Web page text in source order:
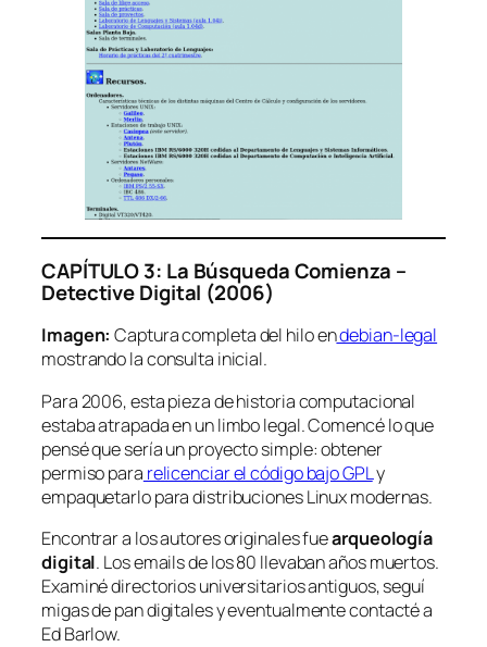
CAPÍTULO 3: La Búsqueda Comienza –
Detective Digital (2006)
Imagen: Captura completa del hilo endebian-legal
mostrando la consulta inicial.
Para 2006, esta pieza de historia computacional
estaba atrapada en un limbo legal. Comencé lo que
pensé que sería un proyecto simple: obtener
permiso para relicenciar el código bajo GPLy
empaquetarlo para distribuciones Linux modernas.
Encontrar a los autores originales fuearqueología
digital. Los emails de los 80 llevaban años muertos.
Examiné directorios universitarios antiguos, seguí
migas de pan digitales y eventualmente contacté a
Ed Barlow.